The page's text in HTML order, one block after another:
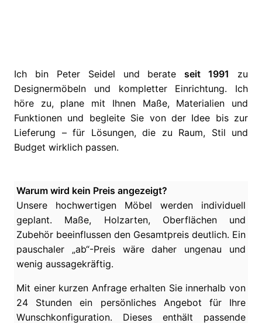
Ich bin Peter Seidel und berateseit 1991
zu
Designermöbeln und kompletter Einrichtung. Ich
höre zu, plane mit Ihnen Maße, Materialien und
Funktionen und begleite Sie von der Idee bis zur
Lieferung – für Lösungen, die zu Raum, Stil und
Budget wirklich passen.
Warum wird kein Preis angezeigt?
Unsere hochwertigen Möbel werden individuell
geplant. Maße, Holzarten, Oberflächen und
Zubehör beeinflussen den Gesamtpreis deutlich. Ein
pauschaler „ab“-Preis wäre daher ungenau und
wenig aussagekräftig.
Mit einer kurzen Anfrage erhalten Sie innerhalb von
24 Stunden ein persönliches Angebot für Ihre
Wunschkonfiguration. Dieses enthält passende